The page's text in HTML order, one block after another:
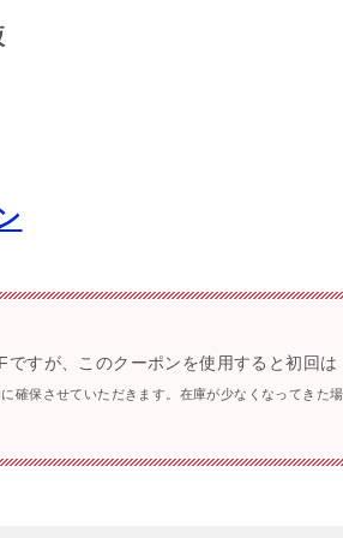
すが、このクーポンを使用すると初回は
確保させていただきます。在庫が少なくなってきた場